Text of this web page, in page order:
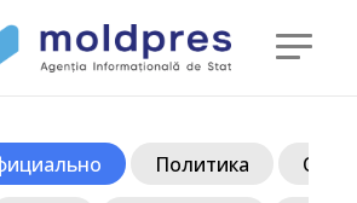
Политика